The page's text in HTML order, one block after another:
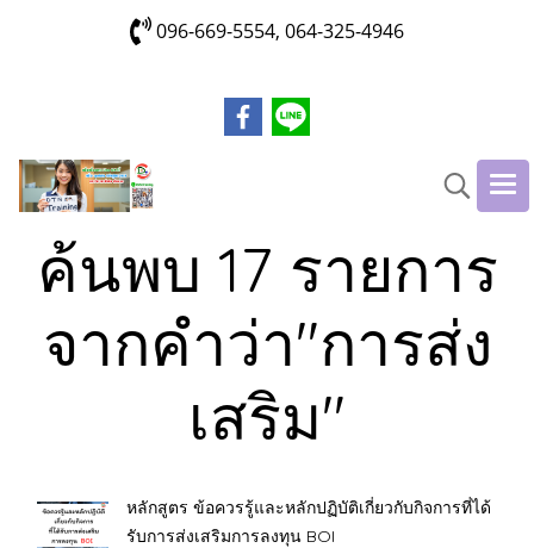
096-669-5554, 064-325-4946
ค้นพบ 17 รายการ
จากคำว่า"การส่ง
เสริม"
หลักสูตร ข้อควรรู้และหลักปฏิบัติเกี่ยวกับกิจการที่ได้
รับการส่งเสริมการลงทุน BOI